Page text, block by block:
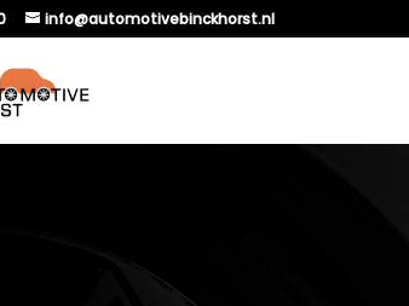
info@automotivebinckhorst.nl
JE DAT EEN